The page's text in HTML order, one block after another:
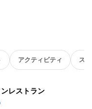
アクティビティ ス
レストラン